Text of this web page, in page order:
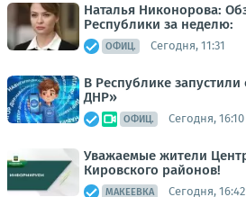
Наталья Никонорова:
Республики за неделю:
ОФИЦ. Сегодня, 11:31
В Республике запустили
ДНР»
ОФИЦ. Сегодня, 16:10
Уважаемые жители
Кировского районов!
МАКЕЕВКА Сегодня, 16:42